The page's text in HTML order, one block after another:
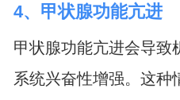
4、甲状腺功能亢进
甲状腺功能亢进会导致
系统兴奋性增强。这种